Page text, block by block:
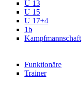
U 13
U 15
U 17+4
1b
Kampfmannschaft
Funktionäre
Trainer